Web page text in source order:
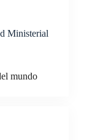
Ministerial
mundo